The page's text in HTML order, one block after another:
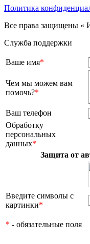
Политика
Все права защищены «
Служба поддержки
Ваше имя*
Чем мы можем вам
помочь?*
Ваш телефон
Обработку
персональных
данных*
Защита от
Введите символы с
картинки*
* - обязательные поля